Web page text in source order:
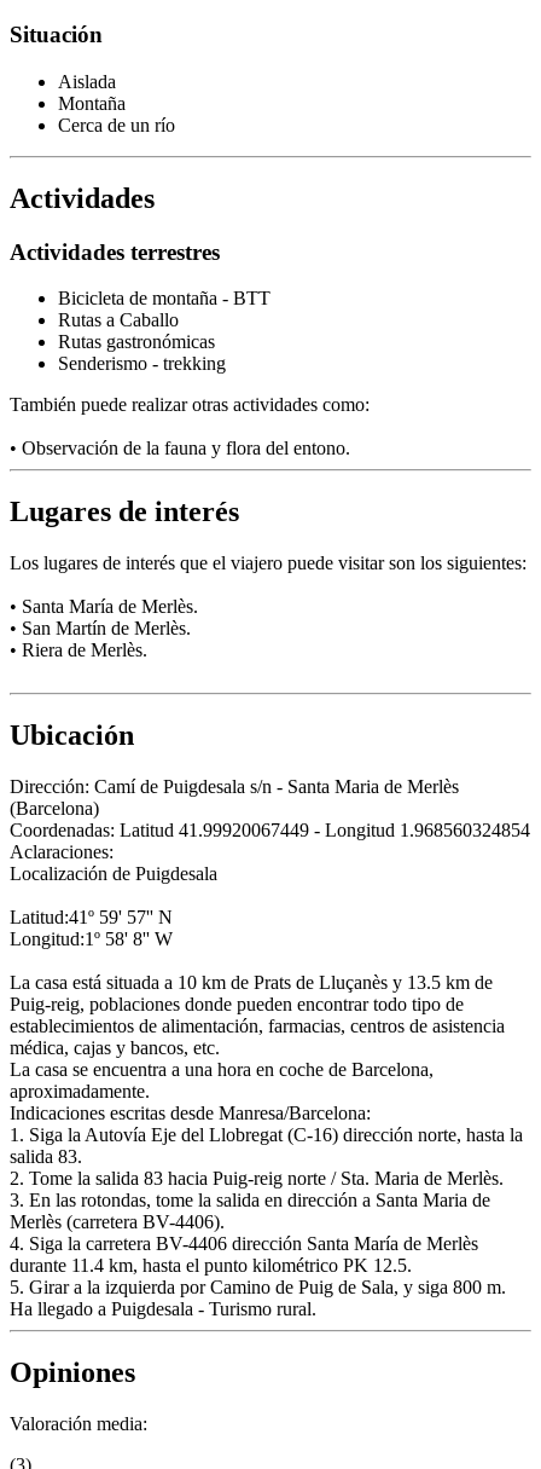
Situación
Aislada
Montaña
Cerca de un río
Actividades
Actividades terrestres
Bicicleta de montaña - BTT
Rutas a Caballo
Rutas gastronómicas
Senderismo - trekking
También puede realizar otras actividades como:
• Observación de la fauna y flora del entono.
Lugares de interés
Los lugares de interés que el viajero puede visitar son los siguientes:
• Santa María de Merlès.
• San Martín de Merlès.
• Riera de Merlès.
Ubicación
Dirección: Camí de Puigdesala s/n - Santa Maria de Merlès
(Barcelona)
Coordenadas: Latitud 41.99920067449 - Longitud 1.968560324854
Aclaraciones:
Localización de Puigdesala
Latitud:41º 59' 57'' N
Longitud:1º 58' 8'' W
La casa está situada a 10 km de Prats de Lluçanès y 13.5 km de
Puig-reig, poblaciones donde pueden encontrar todo tipo de
establecimientos de alimentación, farmacias, centros de asistencia
médica, cajas y bancos, etc.
La casa se encuentra a una hora en coche de Barcelona,
aproximadamente.
Indicaciones escritas desde Manresa/Barcelona:
1. Siga la Autovía Eje del Llobregat (C-16) dirección norte, hasta la
salida 83.
2. Tome la salida 83 hacia Puig-reig norte / Sta. Maria de Merlès.
3. En las rotondas, tome la salida en dirección a Santa Maria de
Merlès (carretera BV-4406).
4. Siga la carretera BV-4406 dirección Santa María de Merlès
durante 11.4 km, hasta el punto kilométrico PK 12.5.
5. Girar a la izquierda por Camino de Puig de Sala, y siga 800 m.
Ha llegado a Puigdesala - Turismo rural.
Opiniones
Valoración media:
(3)